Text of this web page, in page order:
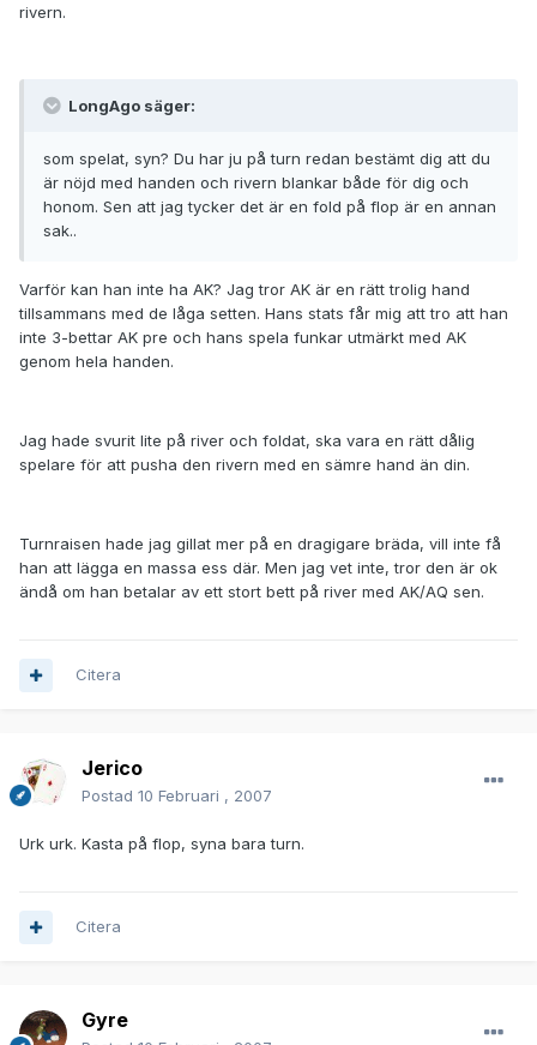
rivern.
LongAgo säger:
som spelat, syn? Du har ju på turn redan bestämt dig att du
är nöjd med handen och rivern blankar både för dig och
honom. Sen att jag tycker det är en fold på flop är en annan
sak..
Varför kan han inte ha AK? Jag tror AK är en rätt trolig hand
tillsammans med de låga setten. Hans stats får mig att tro att han
inte 3-bettar AK pre och hans spela funkar utmärkt med AK
genom hela handen.
Jag hade svurit lite på river och foldat, ska vara en rätt dålig
spelare för att pusha den rivern med en sämre hand än din.
Turnraisen hade jag gillat mer på en dragigare bräda, vill inte få
han att lägga en massa ess där. Men jag vet inte, tror den är ok
ändå om han betalar av ett stort bett på river med AK/AQ sen.
Citera
Jerico
Postad 10 Februari , 2007
Urk urk. Kasta på flop, syna bara turn.
Citera
Gyre